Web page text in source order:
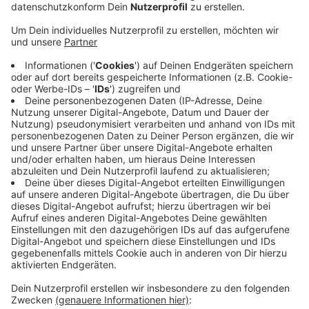
Alltag gehören, heißt es von der Stadt.
Veröffentlicht:Montag, 01.07.2019 15:22
Anzeige
Die Teststrecke führte vom Kreuz Meerbusch
stadteinwärts durch den Rheinalleetunnel, über die
Rheinkniebrücke nach Friedrichstadt und wieder
zurück. Die Testwagen wurden digital mit
Informationen versorgt, wo es gerade einen Unfall
gegeben hat, in welchem Parkhaus noch ein Platz frei
ist oder auf welcher Strecke man weitgehend eine
grüne Welle hat. Insgesamt wurde auf der 20
Kilometer langen Strecke geschaut: Wie kann der
Verkehr sicherer und zügiger voran kommen.
Anzeige